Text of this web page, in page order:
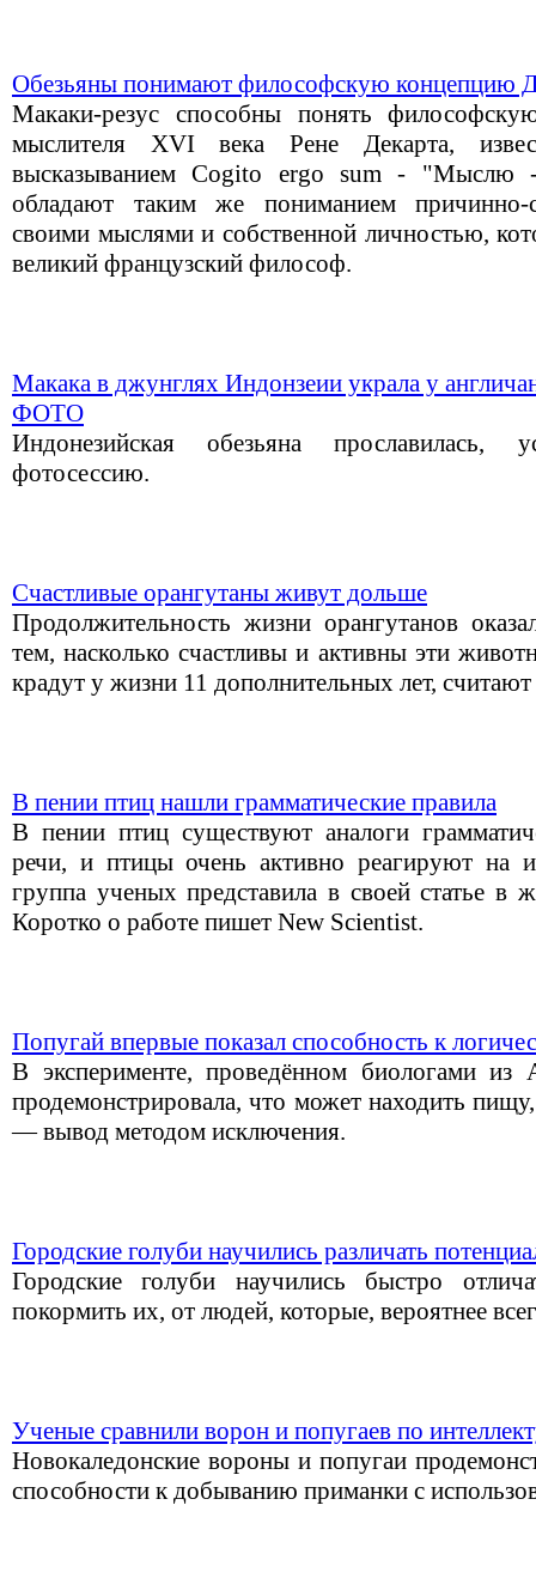
Обезьяны понимают философскую концепцию
Макаки-резус способны понять
мыслителя XVI века Рене Декарта,
высказыванием Cogito ergo sum - "Мыслю
обладают таким же пониманием причинно-
своими мыслями и собственной личностью,
великий французский философ.
Макака в джунглях Индонзеии украла у
ФОТО
Индонезийская обезьяна прославилась,
фотосессию.
Счастливые орангутаны живут дольше
Продолжительность жизни орангутанов
тем, насколько счастливы и активны эти
крадут у жизни 11 дополнительных лет,
В пении птиц нашли грамматические правила
В пении птиц существуют аналоги
речи, и птицы очень активно реагируют на
группа ученых представила в своей статье в
Коротко о работе пишет New Scientist.
Попугай впервые показал способность к
В эксперименте, проведённом биологами из
продемонстрировала, что может находить
— вывод методом исключения.
Городские голуби научились различать
Городские голуби научились быстро
покормить их, от людей, которые, вероятнее
Ученые сравнили ворон и попугаев по
Новокаледонские вороны и попугаи
способности к добыванию приманки с